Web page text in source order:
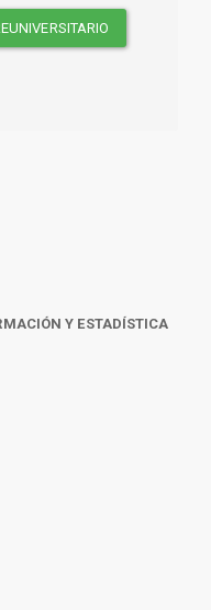
Y ESTADÍSTICA